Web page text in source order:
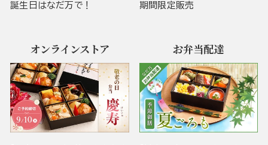
誕生日はなだ万で！ 期間限定販売
オンラインストア お弁当配達